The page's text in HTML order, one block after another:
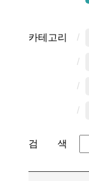
카테고리 /
/
/
/
검 색